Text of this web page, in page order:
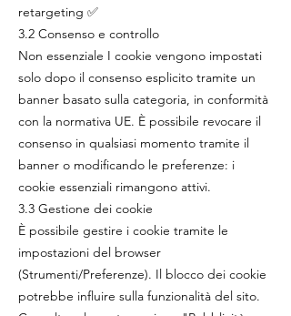
retargeting ✅
3.2 Consenso e controllo
Non essenziale I cookie vengono impostati
solo dopo il consenso esplicito tramite un
banner basato sulla categoria, in conformità
con la normativa UE. È possibile revocare il
consenso in qualsiasi momento tramite il
banner o modificando le preferenze: i
cookie essenziali rimangono attivi.
3.3 Gestione dei cookie
È possibile gestire i cookie tramite le
impostazioni del browser
(Strumenti/Preferenze). Il blocco dei cookie
potrebbe influire sulla funzionalità del sito.